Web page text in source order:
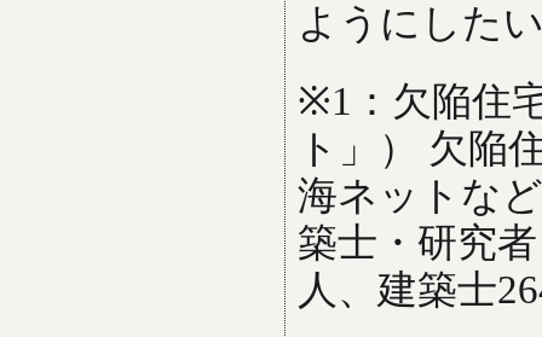
ようにした
※1：欠陥住
ト」） 欠陥
海ネットな
築士・研究
人、建築士